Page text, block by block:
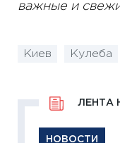
важные и
Киев Кулеба
НОВОСТИ
ЛЕНТА